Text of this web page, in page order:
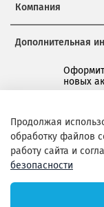
Компания
Дополнительная
новых
Продолжая
обработку файлов
работу сайта и
безопасности